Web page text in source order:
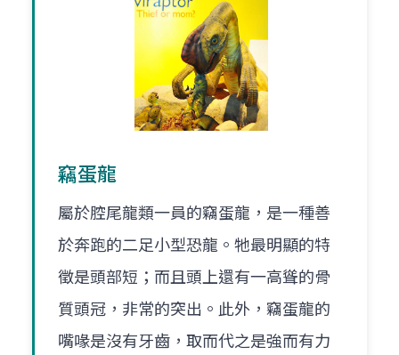
竊蛋龍
屬於腔尾龍類一員的竊蛋龍，是一種善
於奔跑的二足小型恐龍。牠最明顯的特
徵是頭部短；而且頭上還有一高聳的骨
質頭冠，非常的突出。此外，竊蛋龍的
嘴喙是沒有牙齒，取而代之是強而有力